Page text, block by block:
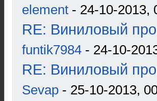
element - 24-10-2013,
RE: Виниловый
funtik7984 - 24-10-
RE: Виниловый
Sevap - 25-10-2013,